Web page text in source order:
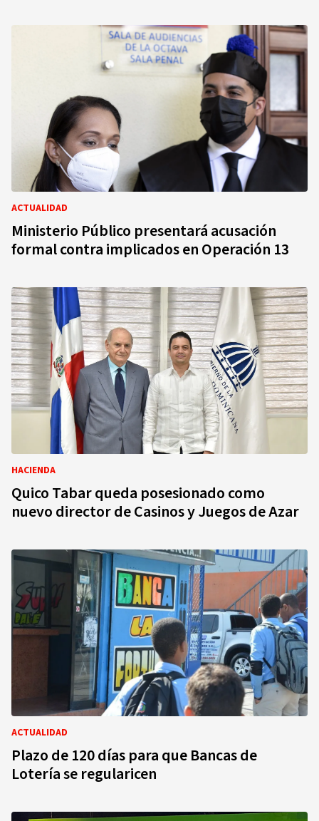
ACTUALIDAD
Ministerio Público presentará acusación
formal contra implicados en Operación 13
HACIENDA
Quico Tabar queda posesionado como
nuevo director de Casinos y Juegos de Azar
ACTUALIDAD
Plazo de 120 días para que Bancas de
Lotería se regularicen